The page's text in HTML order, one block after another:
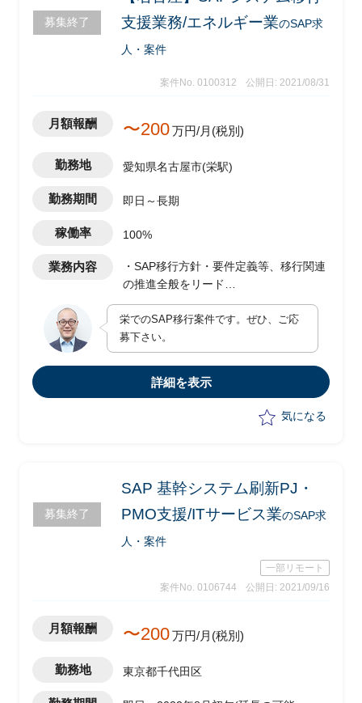
募集終了
支援業務/エネルギー業のSAP求
人・案件
案件No. 0100312 公開日: 2021/08/31
月額報酬 〜200万円/月(税別)
勤務地 愛知県名古屋市(栄駅)
勤務期間 即日～長期
稼働率 100%
業務内容
・SAP移行方針・要件定義等、移行関連
の推進全般をリード
・移行リーダーとして移行業務全般のマ
ネジメント
・ステコミ等マネジメントへのレポート
等の報告対応
栄でのSAP移行案件です。ぜひ、ご応
募下さい。
詳細を表示
気になる
募集終了
SAP 基幹システム刷新PJ・
PMO支援/ITサービス業のSAP求
人・案件
一部リモート
案件No. 0106744
公開日: 2021/09/16
月額報酬 〜200万円/月(税別)
勤務地 東京都千代田区